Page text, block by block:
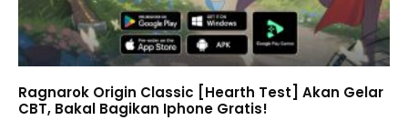
Ragnarok Origin Classic [Hearth Test] Akan Gelar
CBT, Bakal Bagikan Iphone Gratis!